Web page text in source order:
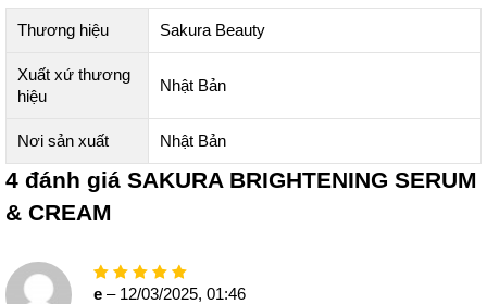
Địa chỉ tìm mua combo dưỡng da trắng sáng chính hãng
Với 10 năm có mặt ở thị trường làm đẹp Việt Nam, Sakura Beauty
đã được hàng triệu phụ nữ ở khắp các độ tuổi tin dùng nhờ thành
phần thảo dược thiên nhiên an toàn và hiệu quả cao. Tại đây, phái
đẹp có thể tìm mua combo chống nắng toàn diện Sakura ở
của
Sakura Beauty .
Thương hiệu Sakura Beauty
Xuất xứ thương
hiệu
Nhật Bản
Nơi sản xuất Nhật Bản
4 đánh giá SAKURA BRIGHTENING SERUM
& CREAM
e – 12/03/2025, 01:46